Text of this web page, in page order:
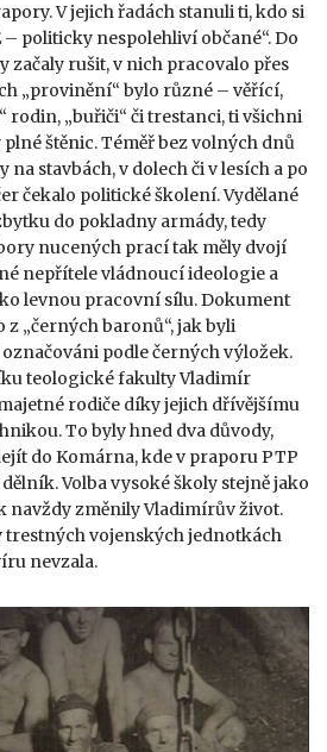
V jejich řadách stanuli ti, kdo si
politicky nespolehliví občané“. Do
začaly rušit, v nich pracovalo přes
„provinění“ bylo různé – věřící,
rodin, „buřiči“ či trestanci, ti všichni
štěnic. Téměř bez volných dnů
na stavbách, v dolech či v lesích a po
čekalo politické školení. Vydělané
do pokladny armády, tedy
nucených prací tak měly dvojí
nepřítele vládnoucí ideologie a
levnou pracovní sílu. Dokument
„černých baronů“, jak byli
podle černých výložek.
teologické fakulty Vladimír
rodiče díky jejich dřívějšímu
To byly hned dva důvody,
do Komárna, kde v praporu PTP
Volba vysoké školy stejně jako
navždy změnily Vladimírův život.
trestných vojenských jednotkách
nevzala.